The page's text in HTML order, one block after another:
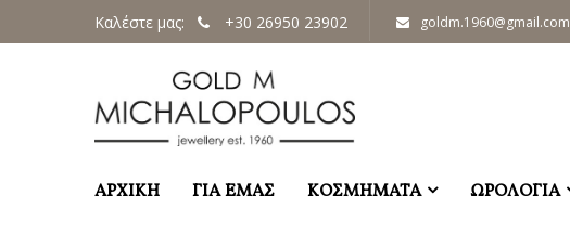
Καλέστε μας: +30 26950 23902 goldm.1960@gmail.com
ΑΡΧΙΚΗ ΓΙΑ ΕΜΑΣ ΚΟΣΜΗΜΑΤΑ ΩΡΟΛΟΓΙΑ